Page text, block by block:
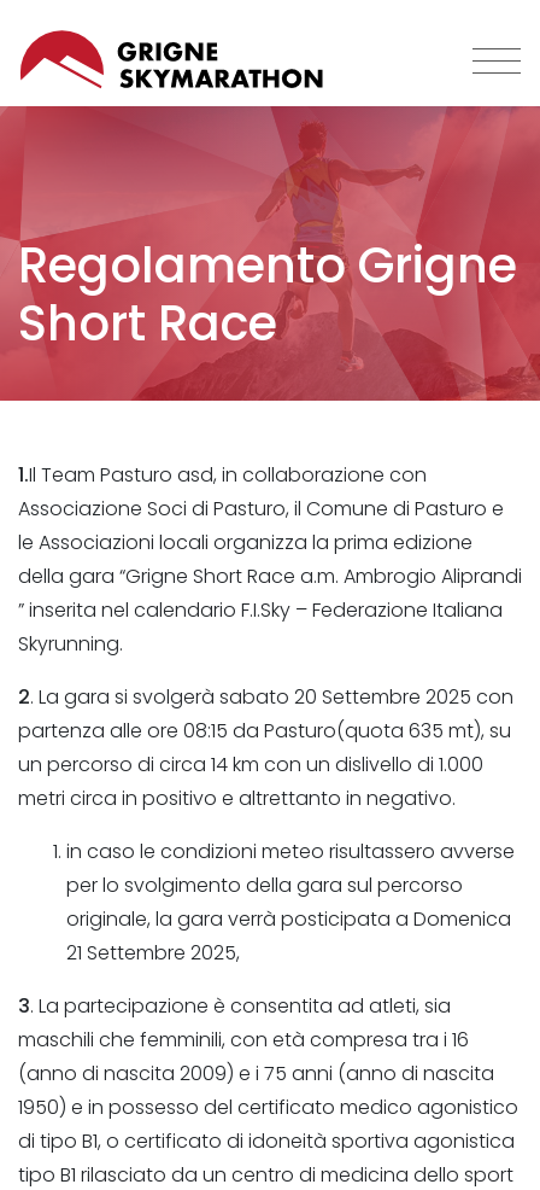
contenuto
principale
Regolamento Grigne
Short Race
1.Il Team Pasturo asd, in collaborazione con
Associazione Soci di Pasturo, il Comune di Pasturo e
le Associazioni locali organizza la prima edizione
della gara “Grigne Short Race a.m. Ambrogio Aliprandi
” inserita nel calendario F.I.Sky – Federazione Italiana
Skyrunning.
2. La gara si svolgerà sabato 20 Settembre 2025 con
partenza alle ore 08:15 da Pasturo(quota 635 mt), su
un percorso di circa 14 km con un dislivello di 1.000
metri circa in positivo e altrettanto in negativo.
in caso le condizioni meteo risultassero avverse
per lo svolgimento della gara sul percorso
originale, la gara verrà posticipata a Domenica
21 Settembre 2025,
3. La partecipazione è consentita ad atleti, sia
maschili che femminili, con età compresa tra i 16
(anno di nascita 2009) e i 75 anni (anno di nascita
1950) e in possesso del certificato medico agonistico
di tipo B1, o certificato di idoneità sportiva agonistica
tipo B1 rilasciato da un centro di medicina dello sport